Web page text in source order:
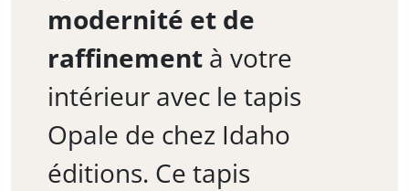
modernité et de
raffinement à votre
intérieur avec le tapis
Opale de chez Idaho
éditions. Ce tapis